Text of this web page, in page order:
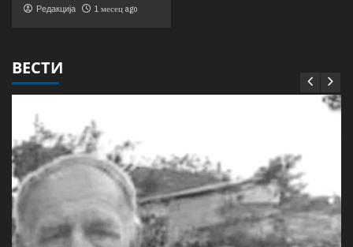
Редакција 1 месец ago
ВЕСТИ